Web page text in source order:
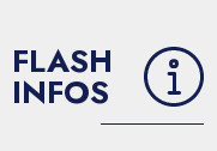
FLASH
INFOS